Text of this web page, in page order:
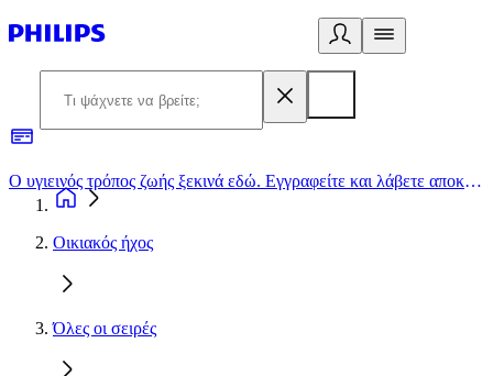
Ο υγιεινός τρόπος ζωής ξεκινά εδώ. Εγγραφείτε και λάβετε αποκλειστικές προσφορές
Οικιακός ήχος
Όλες οι σειρές